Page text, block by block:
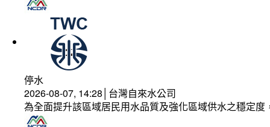
停水
2026-08-07, 14:28│台灣自來水公司
為全面提升該區域居民用水品質及強化區域供水之穩定